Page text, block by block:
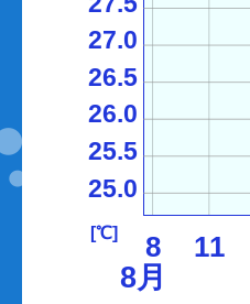
8 11
25.0
25.5
26.0
26.5
27.0
[℃]
8月